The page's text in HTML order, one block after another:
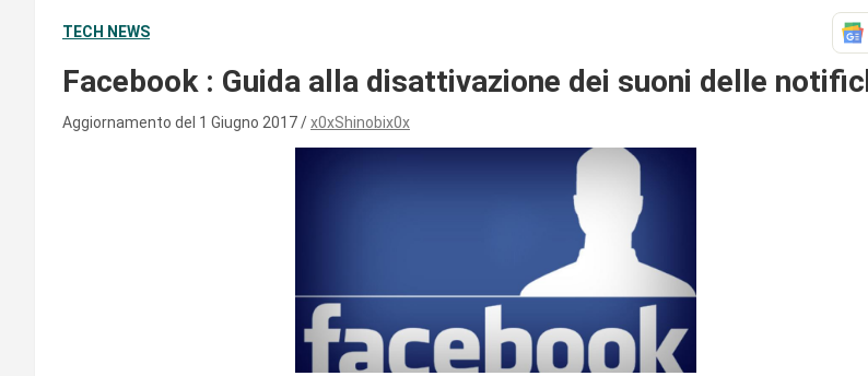
TECH NEWS
Facebook : Guida alla disattivazione dei suoni delle
Aggiornamento del 1 Giugno 2017 x0xShinobix0x